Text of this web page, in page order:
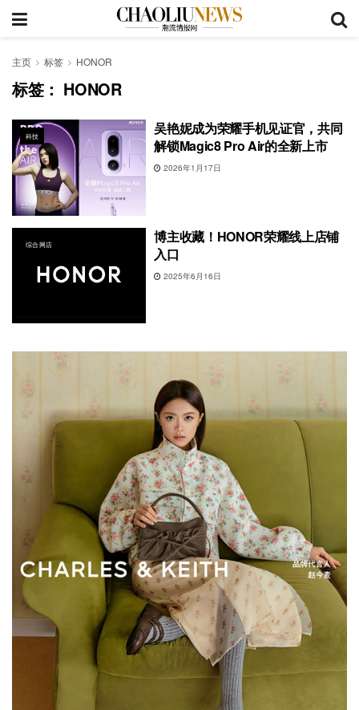
主页 标签 HONOR
标签： HONOR
科技
吴艳妮成为荣耀手机见证官，共同
解锁Magic8 Pro Air的全新上市
2026年1月17日
综合网店
博主收藏！HONOR荣耀线上店铺
入口
2025年6月16日